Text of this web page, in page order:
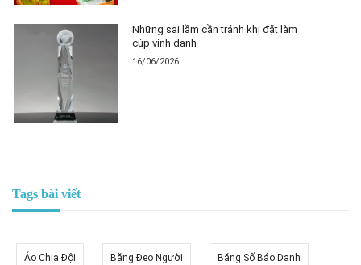
Những sai lầm cần tránh khi đặt làm
cúp vinh danh
16/06/2026
Tags bài viết
Áo Chia Đội Băng Đeo Người Băng Số Báo Danh